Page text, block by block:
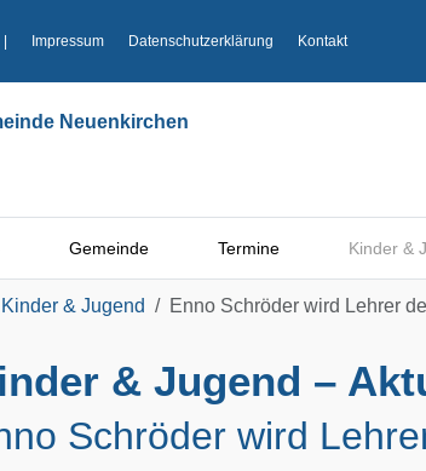
Impressum Datenschutzerklärung Kontakt
Gemeinde Termine Kinder &
Kinder & Jugend Enno Schröder wird Lehrer
& Jugend –
Schröder wird